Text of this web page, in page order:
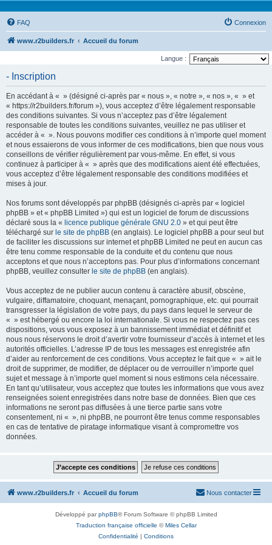
FAQ Connexion
www.r2builders.fr Accueil du forum
Langue :
- Inscription
En accédant à « » (désigné ci-après par « nous », « notre », « nos », « » et
« https://r2builders.fr/forum »), vous acceptez d’être légalement responsable
des conditions suivantes. Si vous n’acceptez pas d’être légalement
responsable de toutes les conditions suivantes, veuillez ne pas utiliser et
accéder à « ». Nous pouvons modifier ces conditions à n’importe quel moment
et nous essaierons de vous informer de ces modifications, bien que nous vous
conseillons de vérifier régulièrement par vous-même. En effet, si vous
continuez à participer à « » après que des modifications aient été effectuées,
vous acceptez d’être légalement responsable des conditions modifiées et
mises à jour.
Nos forums sont développés par phpBB (désignés ci-après par « logiciel
phpBB » et « phpBB Limited ») qui est un logiciel de forum de discussions
déclaré sous la « licence publique générale GNU 2.0 » et qui peut être
téléchargé sur le site de phpBB (en anglais). Le logiciel phpBB a pour seul but
de faciliter les discussions sur internet et phpBB Limited ne peut en aucun cas
être tenu comme responsable de la conduite et du contenu que nous
acceptons et que nous n’acceptons pas. Pour plus d’informations concernant
phpBB, veuillez consulter le site de phpBB (en anglais).
Vous acceptez de ne publier aucun contenu à caractère abusif, obscène,
vulgaire, diffamatoire, choquant, menaçant, pornographique, etc. qui pourrait
transgresser la législation de votre pays, du pays dans lequel le serveur de
« » est hébergé ou encore la loi internationale. Si vous ne respectez pas ces
dispositions, vous vous exposez à un bannissement immédiat et définitif et
nous nous réservons le droit d’avertir votre fournisseur d’accès à internet et les
autorités officielles. L’adresse IP de tous les messages est enregistrée afin
d’aider au renforcement de ces conditions. Vous acceptez le fait que « » ait le
droit de supprimer, de modifier, de déplacer ou de verrouiller n’importe quel
sujet et message à n’importe quel moment si nous estimons cela nécessaire.
En tant qu’utilisateur, vous acceptez que toutes les informations que vous avez
renseignées soient enregistrées dans notre base de données. Bien que ces
informations ne seront pas diffusées à une tierce partie sans votre
consentement, ni « », ni phpBB, ne pourront être tenus comme responsables
en cas de tentative de piratage informatique visant à compromettre vos
données.
www.r2builders.fr Accueil du forum Nous contacter
Développé parphpBB® Forum Software © phpBB Limited
Traduction française officielle ©Miles Cellar
Confidentialité | Conditions